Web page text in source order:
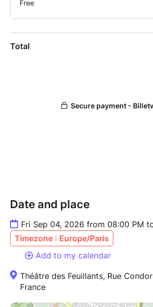
Date and place
Fri Sep 04, 2026 from 08:00 PM
Timezone : Europe/Paris
Add to my calendar
Théâtre des Feuillants, Rue
France